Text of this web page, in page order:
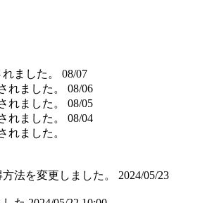
ました。
08/07
れました。
08/06
れました。
08/05
れました。
08/04
れました。
法を変更しました。
2024/05/23